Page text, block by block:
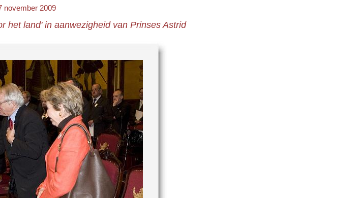
november 2009
het land' in aanwezigheid van Prinses Astrid